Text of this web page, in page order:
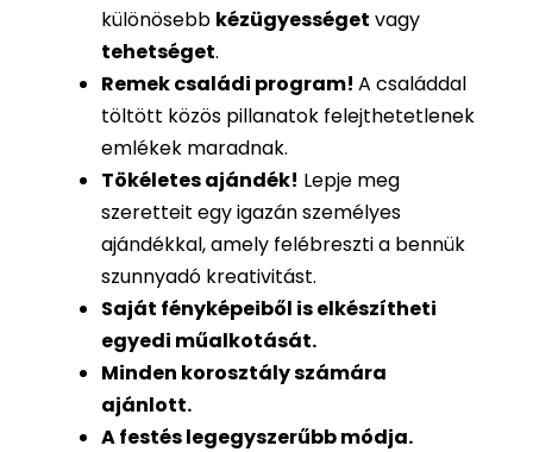
különösebb kézügyességet vagy
tehetséget.
Remek családi program! A családdal
töltött közös pillanatok felejthetetlenek
emlékek maradnak.
Tökéletes ajándék! Lepje meg
szeretteit egy igazán személyes
ajándékkal, amely felébreszti a bennük
szunnyadó kreativitást.
Saját fényképeiből iselkészítheti
egyedi műalkotását.
Minden korosztály számára
ajánlott.
A festés legegyszerűbb módja.